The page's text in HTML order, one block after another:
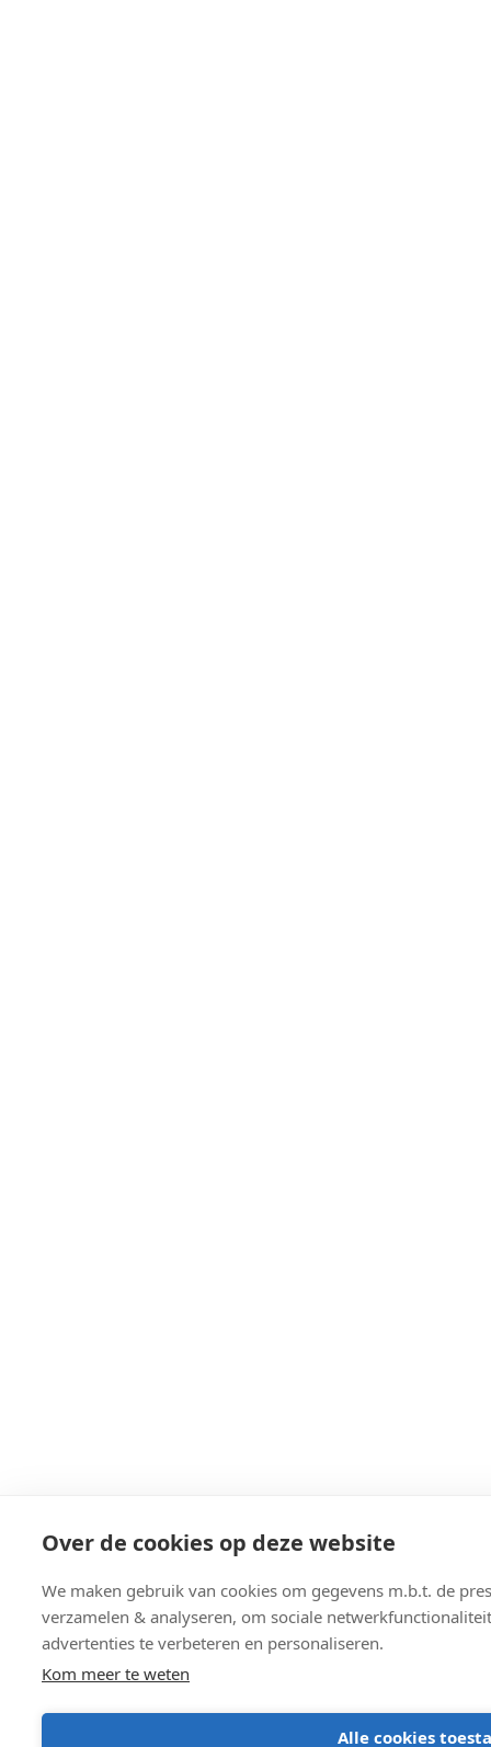
Over de cookies op deze website
We maken gebruik van cookies om gegevens m.b.t. de
verzamelen & analyseren, om sociale
advertenties te verbeteren en personaliseren.
Kom meer te weten
Alle cookies